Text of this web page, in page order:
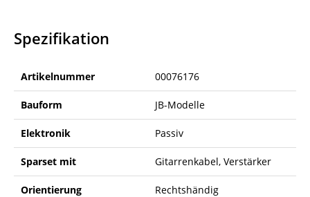
Spezifikation
Artikelnummer 00076176
Bauform JB-Modelle
Elektronik Passiv
Sparset mit Gitarrenkabel, Verstärker
Orientierung Rechtshändig